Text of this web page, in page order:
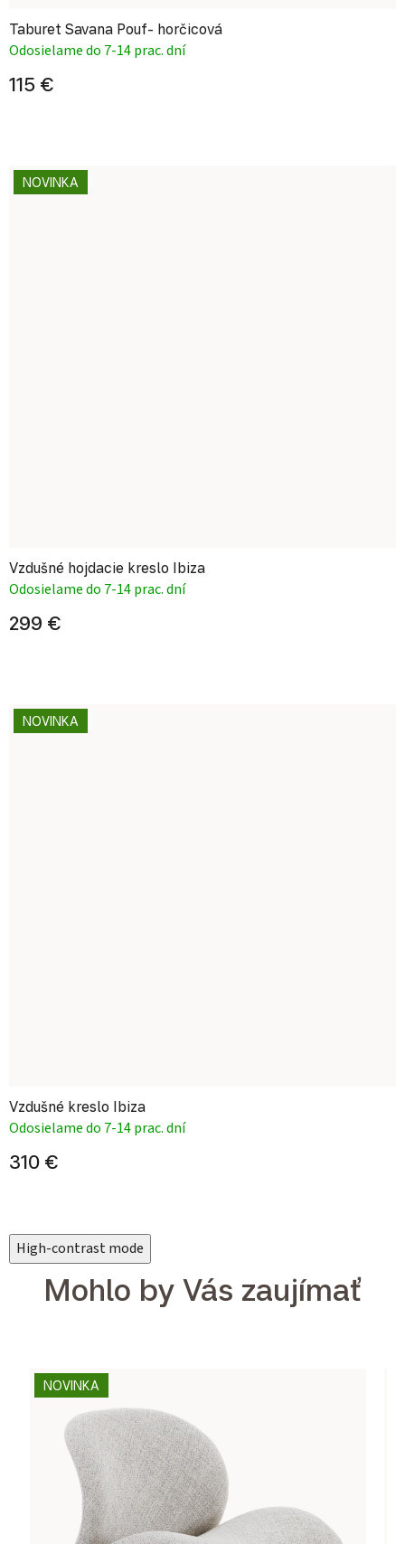
Taburet Savana Pouf- horčicová
Odosielame do 7-14 prac. dní
115 €
NOVINKA
Vzdušné hojdacie kreslo Ibiza
Odosielame do 7-14 prac. dní
299 €
NOVINKA
Vzdušné kreslo Ibiza
Odosielame do 7-14 prac. dní
310 €
High-contrast mode
Mohlo by Vás zaujímať
NOVINKA